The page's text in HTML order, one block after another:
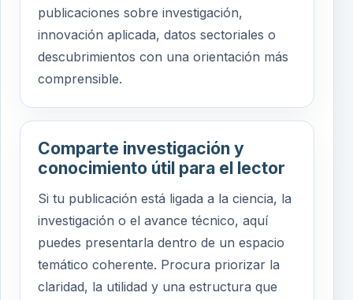
publicaciones sobre investigación,
innovación aplicada, datos sectoriales o
descubrimientos con una orientación más
comprensible.
Comparte investigación y
conocimiento útil para el lector
Si tu publicación está ligada a la ciencia, la
investigación o el avance técnico, aquí
puedes presentarla dentro de un espacio
temático coherente. Procura priorizar la
claridad, la utilidad y una estructura que